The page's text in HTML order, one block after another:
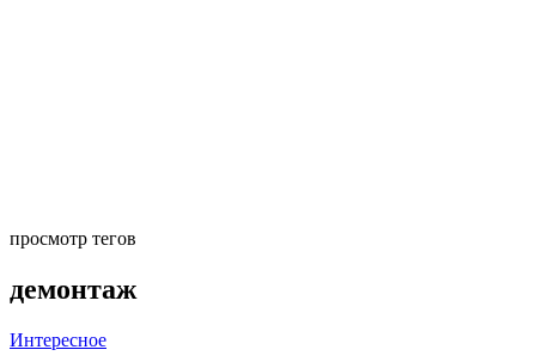
просмотр тегов
демонтаж
Интересное